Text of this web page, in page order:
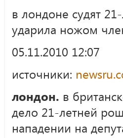
в лондоне судят
ударила ножом
05.11.2010 12:07
источники:
лондон. в
дело 21-летней
нападении на